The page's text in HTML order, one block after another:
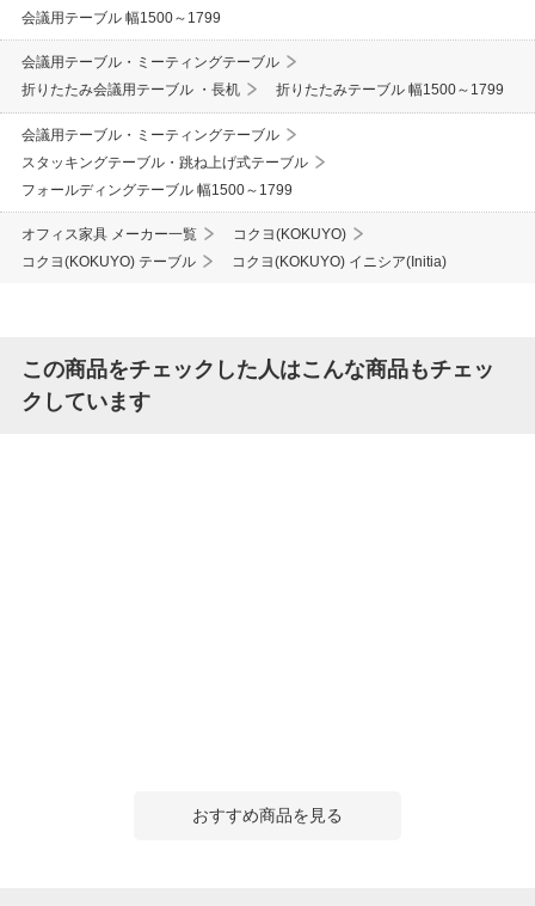
会議用テーブル 幅1500～1799
会議用テーブル・ミーティングテーブル
折りたたみ会議用テーブル ・長机
折りたたみテーブル 幅1500～1799
会議用テーブル・ミーティングテーブル
スタッキングテーブル・跳ね上げ式テーブル
フォールディングテーブル 幅1500～1799
オフィス家具 メーカー一覧
コクヨ(KOKUYO)
コクヨ(KOKUYO) テーブル
コクヨ(KOKUYO) イニシア(Initia)
この商品をチェックした人はこんな商品もチェッ
クしています
おすすめ商品を見る